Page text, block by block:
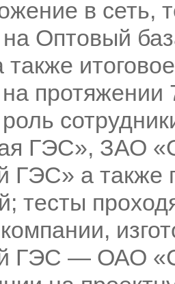
в сеть,
Оптовый
протяжении
ГЭС», ЗАО
ГЭС» а
тесты
ГЭС — ОАО